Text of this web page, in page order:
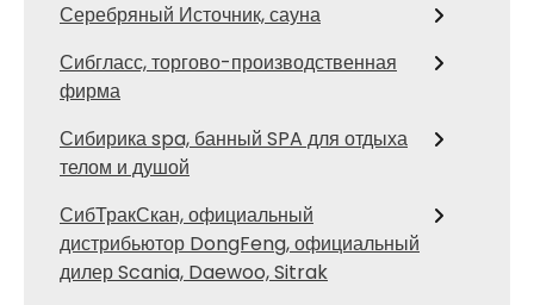
Серебряный Источник, сауна
Сибгласс, торгово-производственная
фирма
Сибирика spa, банный SPA для отдыха
телом и душой
СибТракСкан, официальный
дистрибьютор DongFeng, официальный
дилер Scania, Daewoo, Sitrak